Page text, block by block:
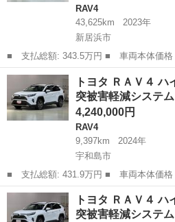
RAV4
43,625km
2023年
新居浜市
■ 支払総額: 343.5万円 ■ 車両本体価格： 3,310,000 円 ■ メーカ
ー名： トヨタ ■ 車種名： ＲＡＶ４
チャー オフロードパッケージＩＩ ４
ム メモリ...
愛媛 新居浜市 RAV4
トヨタ ＲＡＶ４
突被害軽減シス
4,240,000円
RAV4
9,397km
2024年
宇和島市
■ 支払総額: 431.9万円 ■ 車両本体価格： 4,240,000 円 ■ メーカ
ー名： トヨタ ■ 車種名： ＲＡＶ４
ッドＧ ４ＷＤ 衝突被害軽減システム
ラ フル...
愛媛 宇和島市 RAV4
トヨタ ＲＡＶ４
突被害軽減シス